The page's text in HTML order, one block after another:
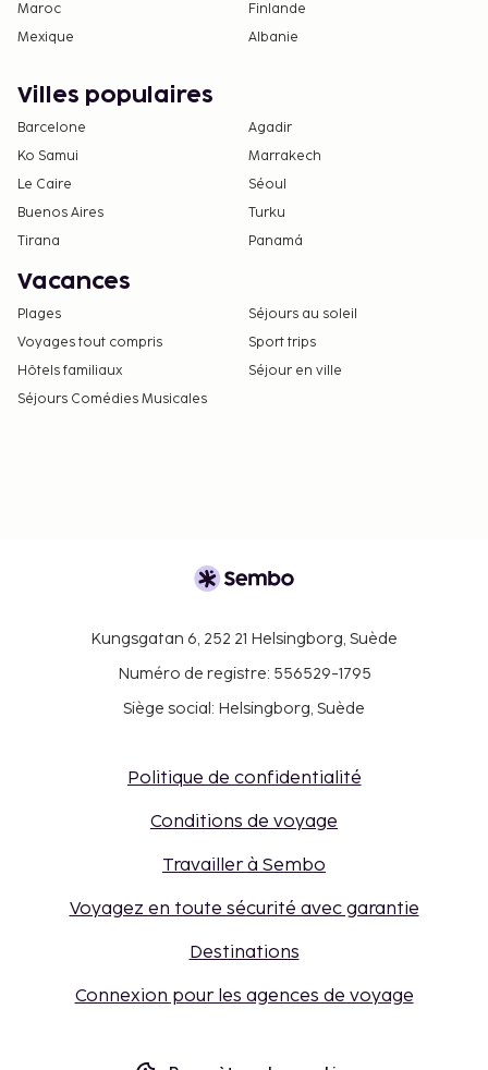
Maroc
Finlande
Mexique
Albanie
Villes populaires
Barcelone
Agadir
Ko Samui
Marrakech
Le Caire
Séoul
Buenos Aires
Turku
Tirana
Panamá
Vacances
Plages
Séjours au soleil
Voyages tout compris
Sport trips
Hôtels familiaux
Séjour en ville
Séjours Comédies Musicales
Kungsgatan 6, 252 21 Helsingborg, Suède
Numéro de registre: 556529-1795
Siège social: Helsingborg, Suède
Politique de confidentialité
Conditions de voyage
Travailler à Sembo
Voyagez en toute sécurité avec garantie
Destinations
Connexion pour les agences de voyage